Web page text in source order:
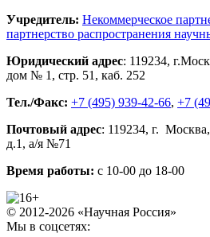
Учредитель: Некоммерческое
партнерство распространения
Юридический адрес: 119234, г.
дом № 1, стр. 51 , каб. 252
Тел./Факс: +7 (495) 939-42-66, +7
Почтовый адрес: 119234, г. Москва,
д.1 , а/я №71
Время работы: с 10-00 до 18-00
© 2012-2026 «Научная Россия»
Мы в соцсетях: